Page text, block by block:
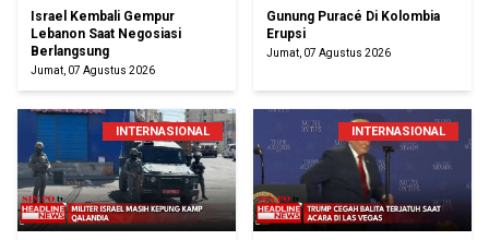
Israel Kembali Gempur
Lebanon Saat Negosiasi
Berlangsung
Jumat, 07 Agustus 2026
Gunung Puracé Di Kolombia
Erupsi
Jumat, 07 Agustus 2026
INTERNASIONAL INTERNASIONAL